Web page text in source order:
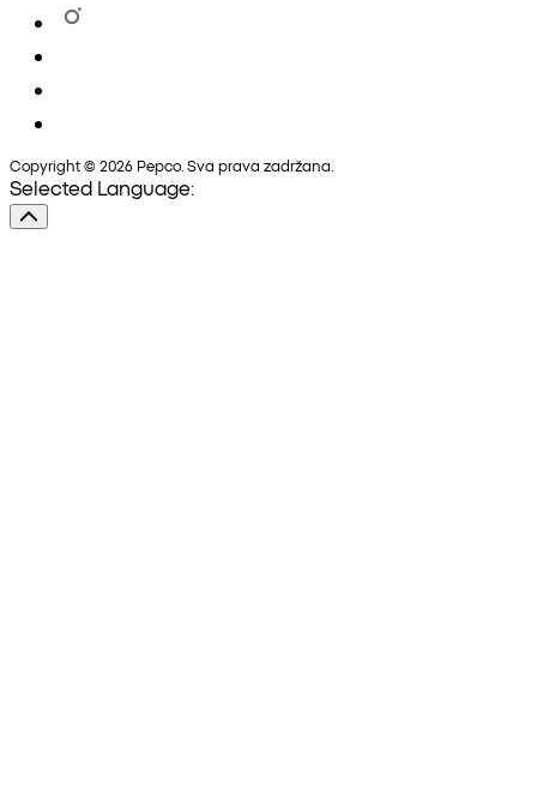
Copyright © 2026 Pepco. Sva prava zadržana.
Selected Language: